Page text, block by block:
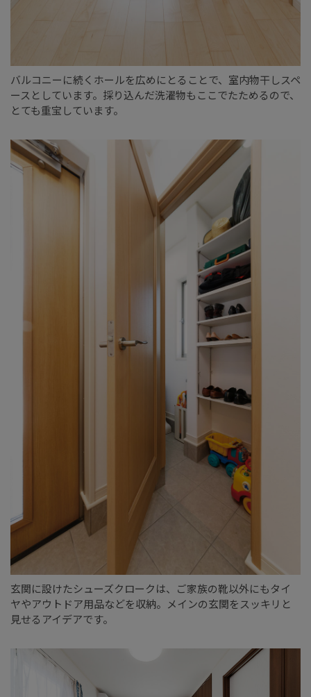
バルコニーに続くホールを広めにとることで、室内物干しスペ
ースとしています。採り込んだ洗濯物もここでたためるので、
とても重宝しています。
玄関に設けたシューズクロークは、ご家族の靴以外にもタイ
ヤやアウトドア用品などを収納。メインの玄関をスッキリと
見せるアイデアです。